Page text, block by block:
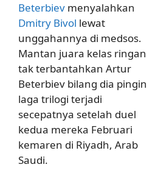
Beterbiev menyalahkan
Dmitry Bivol lewat
unggahannya di medsos.
Mantan juara kelas ringan
tak terbantahkan Artur
Beterbiev bilang dia pingin
laga trilogi terjadi
secepatnya setelah duel
kedua mereka Februari
kemaren di Riyadh, Arab
Saudi.